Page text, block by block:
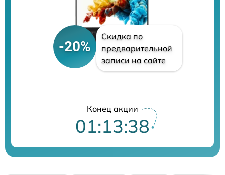
-20%
Скидка по
предварительной
записи на сайте
Конец акции
01:13:37